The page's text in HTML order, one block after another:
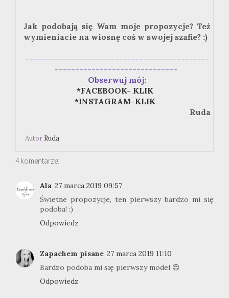
Jak podobają się Wam moje propozycje? Też
wymieniacie na wiosnę coś w swojej szafie? :)
---------------------------------------------
------------------------------
Obserwuj mój:
*FACEBOOK- KLIK
*INSTAGRAM-KLIK
Ruda
Autor Ruda
4 komentarze:
Ala 27 marca 2019 09:57
Świetne propozycje, ten pierwszy bardzo mi się
podoba! :)
Odpowiedz
Zapachem pisane 27 marca 2019 11:10
Bardzo podoba mi się pierwszy model 😍
Odpowiedz